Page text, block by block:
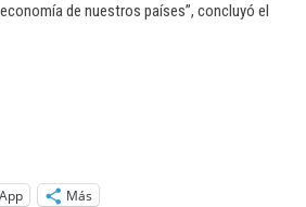
de nuestros países”, concluyó el
Más